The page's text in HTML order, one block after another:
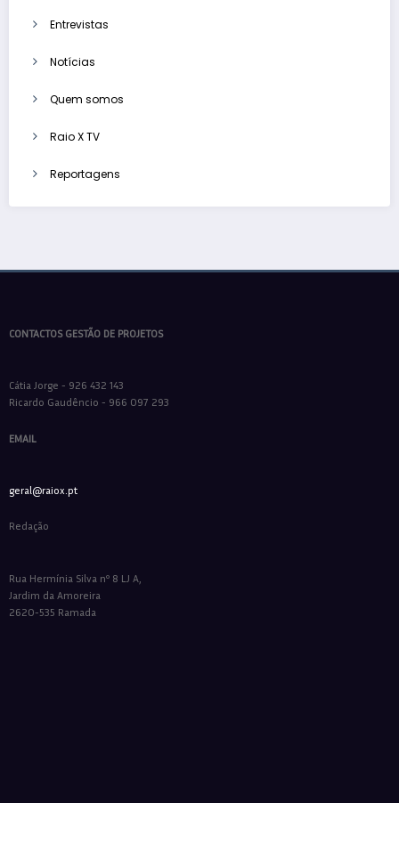
Entrevistas
Notícias
Quem somos
Raio X TV
Reportagens
CONTACTOS GESTÃO DE PROJETOS
Cátia Jorge - 926 432 143
Ricardo Gaudêncio - 966 097 293
EMAIL
geral@raiox.pt
Redação
Rua Hermínia Silva nº 8 LJ A,
Jardim da Amoreira
2620-535 Ramada